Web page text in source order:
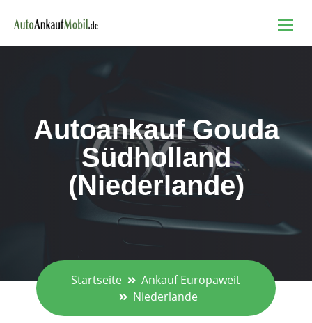
Autoankauf Gouda
Südholland
(Niederlande)
Startseite
Ankauf Europaweit
Niederlande